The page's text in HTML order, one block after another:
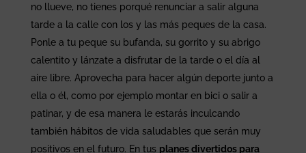
no llueve, no tienes porqué renunciar a salir alguna
tarde a la calle con los y las más peques de la casa.
Ponle a tu peque su bufanda, su gorrito y su abrigo
calentito y lánzate a disfrutar de la tarde o el día al
aire libre. Aprovecha para hacer algún deporte junto a
ella o él, como por ejemplo montar en bici o salir a
patinar, y de esa manera le estarás inculcando
también hábitos de vida saludables que serán muy
positivos en el futuro. En tus planes divertidos para